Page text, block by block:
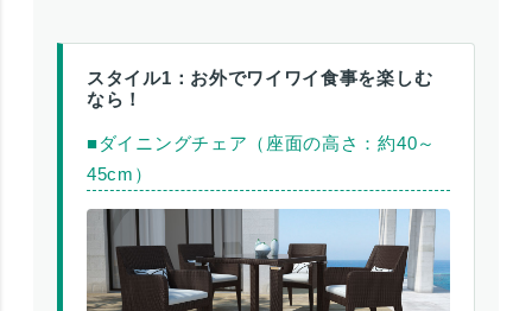
スタイル1：お外でワイワイ食事を楽しむ
なら！
■ダイニングチェア（座面の高さ：約40～
45cm）